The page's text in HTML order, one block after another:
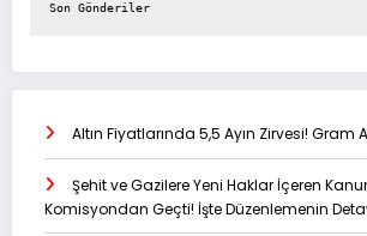
Son Gönderiler
Altın Fiyatlarında 5,5 Ayın Zirvesi! Gram
Şehit ve Gazilere Yeni Haklar İçeren
Komisyondan Geçti! İşte Düzenlemenin